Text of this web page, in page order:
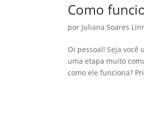
Como
por Juliana Soares
Oi pessoal! Seja
uma etapa muito
como ele funciona?